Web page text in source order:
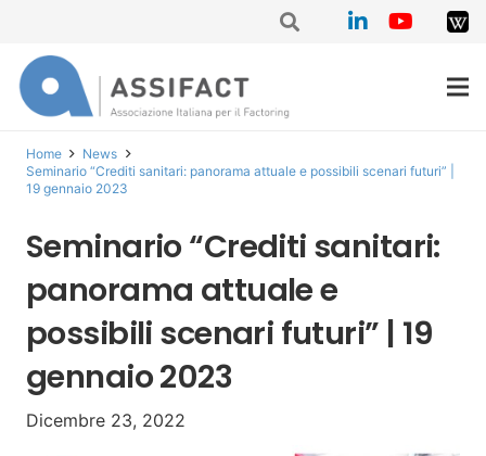
Home
News
Seminario “Crediti sanitari: panorama attuale e possibili scenari futuri” |
19 gennaio 2023
Seminario “Crediti sanitari:
panorama attuale e
possibili scenari futuri” | 19
gennaio 2023
Dicembre 23, 2022